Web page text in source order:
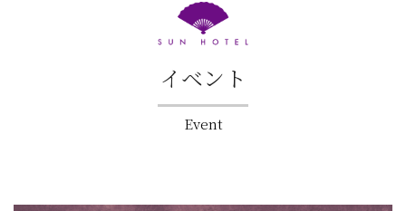
イベント
Event